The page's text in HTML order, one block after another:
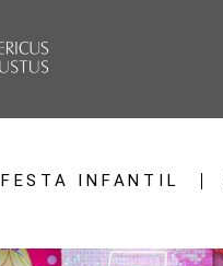
FESTA INFANTIL